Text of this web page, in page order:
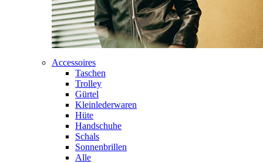
Accessoires
Taschen
Trolley
Gürtel
Kleinlederwaren
Hüte
Handschuhe
Schals
Sonnenbrillen
Alle